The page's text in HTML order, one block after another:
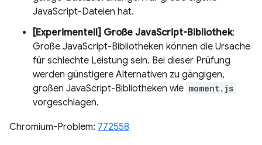
JavaScript-Dateien hat.
[Experimentell] Große JavaScript-Bibliothek:
Große JavaScript-Bibliotheken können die Ursache
für schlechte Leistung sein. Bei dieser Prüfung
werden günstigere Alternativen zu gängigen,
großen JavaScript-Bibliotheken wie moment.js
vorgeschlagen.
Chromium-Problem: 772558